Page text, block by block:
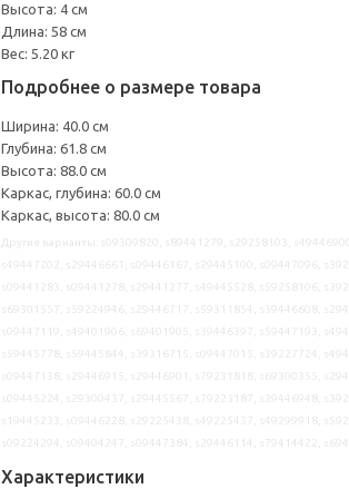
Высота: 4 см
Длина: 58 см
Вес: 5.20 кг
Подробнее о размере товара
Ширина: 40.0 см
Глубина: 61.8 см
Высота: 88.0 см
Каркас, глубина: 60.0 см
Каркас, высота: 80.0 см
Характеристики